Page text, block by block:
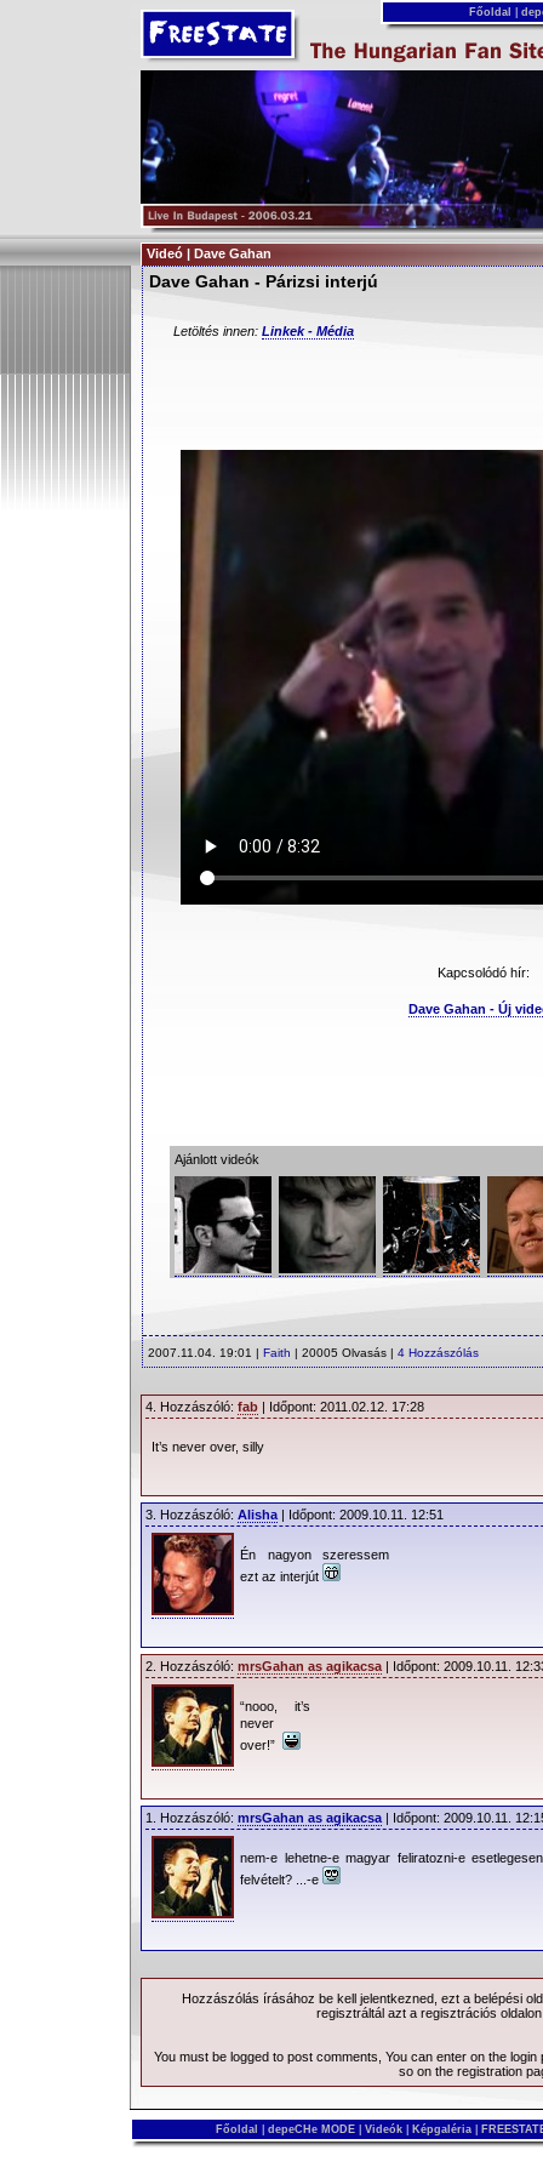
Főoldal
Videó | Dave Gahan
Dave Gahan - Párizsi interjú
Letöltés innen: Linkek - Média
Kapcsolódó hír:
Dave Gahan - Új
Ajánlott videók
2007.11.04. 19:01 | Faith | 20005 Olvasás | 4 Hozzászólás
4. Hozzászóló: fab | Időpont: 2011.02.12. 17:28
It’s never over, silly
3. Hozzászóló: Alisha | Időpont: 2009.10.11. 12:51
Én nagyon szeressem
ezt az interjút
2. Hozzászóló: mrsGahan as agikacsa | Időpont: 2009.10.11.
“nooo, it’s
never
over!”
1. Hozzászóló: mrsGahan as agikacsa | Időpont: 2009.10.11.
nem-e lehetne-e magyar feliratozni-e
felvételt? ...-e
Hozzászólás írásához be kell jelentkezned, ezt a belépési
regisztráltál azt a regisztrációs
You must be logged to post comments, You can enter on the login
so on the registration
Főoldal depeCHe MODE Videók Képgaléria